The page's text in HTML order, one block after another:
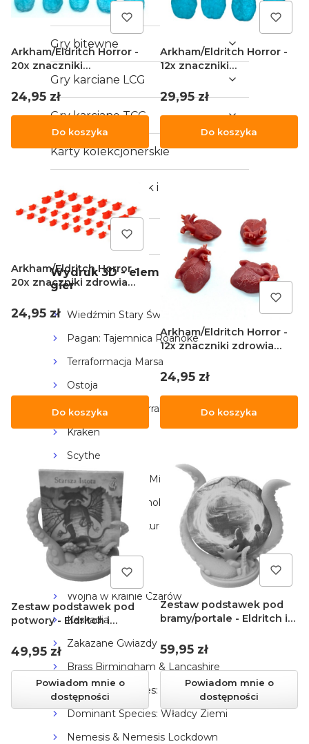
Gry RPG
Gry bitewne
Gry karciane LCG
Gry karciane TCG
Karty kolekcjonerskie
Malowanie figurek i
modelarstwo
Akcesoria
Wydruk 3D - elementy do
gier
Wiedźmin Stary Świat
Pagan: Tajemnica Roanoke
Terraformacja Marsa
Ostoja
Dune: Wojna o Arrakis
Kraken
Scythe
Talisman Magia i Miecz
Na skrzydłach smoków
Szarlatani z Pasikurowic
Gra o Tron
Ark Nova
Wojna w Krainie Czarów
Kaskadia
Zakazane Gwiazdy
Brass Birmingham & Lancashire
Dominant Species: Władcy Oceanu
Dominant Species: Władcy Ziemi
Nemesis & Nemesis Lockdown
Arkham/Eldritch Horror -
20x znaczniki
poczytalności małe
Cena
24,95 zł
Do koszyka
Arkham/Eldritch Horror -
12x znaczniki
poczytalności duże
Cena
29,95 zł
Do koszyka
Arkham/Eldritch Horror -
20x znaczniki zdrowia
Cena
24,95 zł
Do koszyka
Arkham/Eldritch Horror -
12x znaczniki zdrowia
duże
Cena
24,95 zł
Do koszyka
Zestaw podstawek pod
potwory - Eldritch i
Cena
49,95 zł
Powiadom mnie o
dostępności
Zestaw podstawek pod
bramy/portale - Eldritch i
Cena
59,95 zł
Powiadom mnie o
dostępności